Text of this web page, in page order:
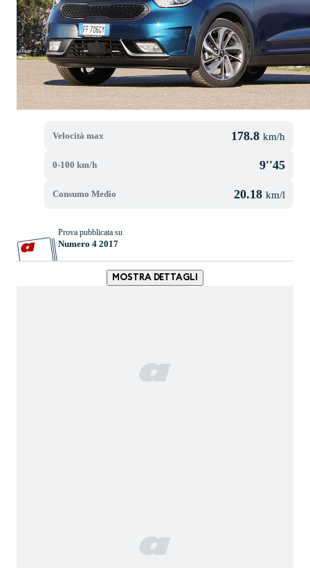
Velocità max 178.8 km/h
0-100 km/h 9''45
Consumo Medio 20.18 km/l
Prova pubblicata su
Numero 4 2017
MOSTRA DETTAGLI